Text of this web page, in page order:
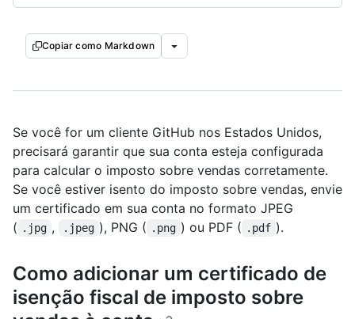
Copiar como Markdown
Se você for um cliente GitHub nos Estados Unidos,
precisará garantir que sua conta esteja configurada
para calcular o imposto sobre vendas corretamente.
Se você estiver isento do imposto sobre vendas, envie
um certificado em sua conta no formato JPEG
( .jpg , .jpeg ), PNG ( .png ) ou PDF ( .pdf ).
Como adicionar um certificado de
isenção fiscal de imposto sobre